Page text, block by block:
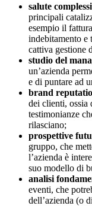
salute
principali
esempio il
indebitamento e
cattiva gestione
studio del
un’azienda
e di puntare ad
brand
dei clienti, ossia
testimonianze
rilasciano;
prospettive
gruppo, che
l’azienda è
suo modello di
analisi
eventi, che
dell’azienda (o